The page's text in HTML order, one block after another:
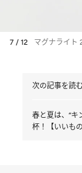
7 / 12 マグナライト
次の記事を読む
春と夏は、“キ
杯！【いいも